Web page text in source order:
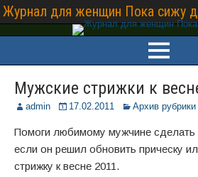
Журнал для женщин Пока сижу
Мужские стрижки к
admin 17.02.2011 Архив
Помоги любимому мужчине сделать
если он решил обновить прическу
стрижку к весне 2011.